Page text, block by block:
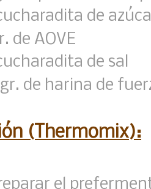
de
de AOVE
de sal
de harina de
(Thermomix):
el